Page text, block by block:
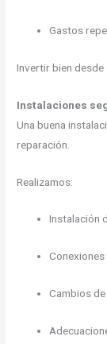
Gastos
Invertir bien desde
Instalaciones
Una buena
reparación.
Realizamos:
Instalación
Conexiones
Cambios